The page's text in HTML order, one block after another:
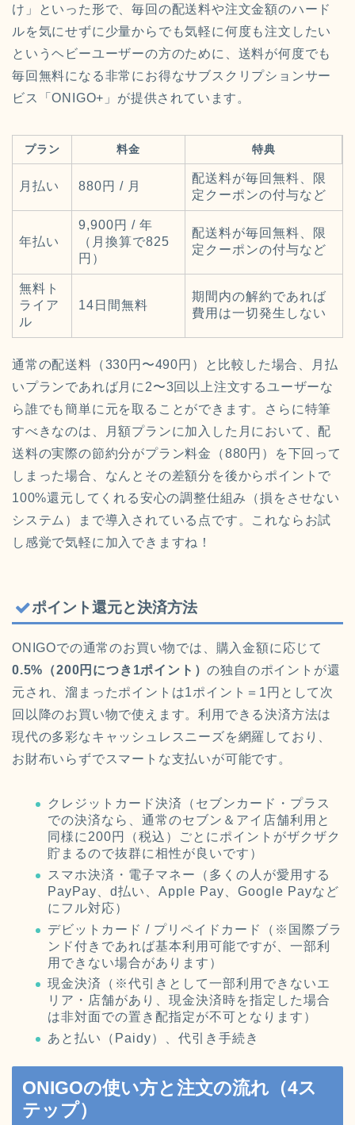
け」といった形で、毎回の配送料や注文金額のハード
ルを気にせずに少量からでも気軽に何度も注文したい
というヘビーユーザーの方のために、送料が何度でも
毎回無料になる非常にお得なサブスクリプションサー
ビス「ONIGO+」が提供されています。
プラン 料金 特典
月払い 880円 / 月
配送料が毎回無料、限
定クーポンの付与など
年払い
9,900円 / 年
（月換算で825
円）
配送料が毎回無料、限
定クーポンの付与など
無料ト
ライア
ル
14日間無料
期間内の解約であれば
費用は一切発生しない
通常の配送料（330円〜490円）と比較した場合、月払
いプランであれば月に2〜3回以上注文するユーザーな
ら誰でも簡単に元を取ることができます。さらに特筆
すべきなのは、月額プランに加入した月において、配
送料の実際の節約分がプラン料金（880円）を下回って
しまった場合、なんとその差額分を後からポイントで
100%還元してくれる安心の調整仕組み（損をさせない
システム）まで導入されている点です。これならお試
し感覚で気軽に加入できますね！
ポイント還元と決済方法
ONIGOでの通常のお買い物では、購入金額に応じて
0.5%（200円につき1ポイント）の独自のポイントが還
元され、溜まったポイントは1ポイント＝1円として次
回以降のお買い物で使えます。利用できる決済方法は
現代の多彩なキャッシュレスニーズを網羅しており、
お財布いらずでスマートな支払いが可能です。
クレジットカード決済（セブンカード・プラス
での決済なら、通常のセブン＆アイ店舗利用と
同様に200円（税込）ごとにポイントがザクザク
貯まるので抜群に相性が良いです）
スマホ決済・電子マネー（多くの人が愛用する
PayPay、d払い、Apple Pay、Google Payなど
にフル対応）
デビットカード / プリペイドカード（※国際ブラ
ンド付きであれば基本利用可能ですが、一部利
用できない場合があります）
現金決済（※代引きとして一部利用できないエ
リア・店舗があり、現金決済時を指定した場合
は非対面での置き配指定が不可となります）
あと払い（Paidy）、代引き手続き
ONIGOの使い方と注文の流れ（4ス
テップ）